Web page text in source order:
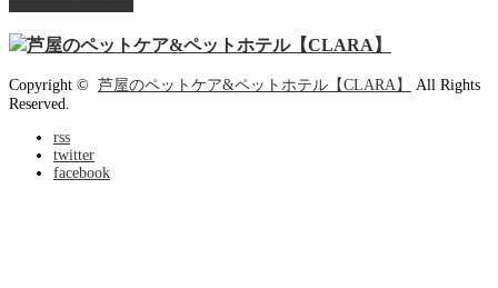
Copyright © 芦屋のペットケア&ペットホテル【CLARA】
All Rights
Reserved.
rss
twitter
facebook